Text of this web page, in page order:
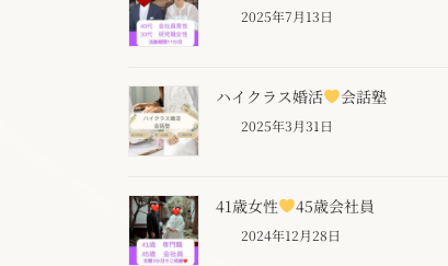
2025年7月13日
ハイクラス婚活 会話塾
2025年3月31日
41歳女性 45歳会社員
2024年12月28日